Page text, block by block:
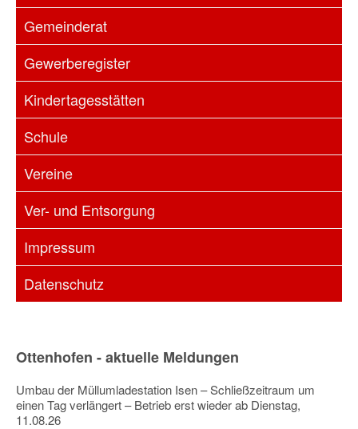
Gemeinderat
Gewerberegister
Kindertagesstätten
Schule
Vereine
Ver- und Entsorgung
Impressum
Datenschutz
Ottenhofen - aktuelle Meldungen
Umbau der Müllumladestation Isen – Schließzeitraum um
einen Tag verlängert – Betrieb erst wieder ab Dienstag,
11.08.26